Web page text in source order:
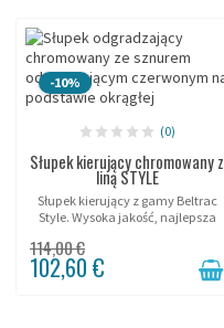
-10%
(0)
Słupek kierujący chromowany z
liną STYLE
Słupek kierujący z gamy Beltrac
Style. Wysoka jakość, najlepsza
114,00 €
102,60 €